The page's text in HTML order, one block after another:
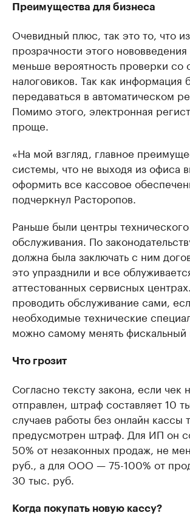
Преимущества для бизнеса
Очевидный плюс, так это то, что
прозрачности этого нововведения
меньше вероятность проверки со
налоговиков. Так как информация
передаваться в автоматическом
Помимо этого, электронная
проще.
«На мой взгляд, главное
системы, что не выходя из офиса
оформить все кассовое
подчеркнул Расторопов.
Раньше были центры технического
обслуживания. По
должна была заключать с ним
это упразднили и все
аттестованных сервисных
проводить обслуживание сами,
необходимые технические
можно самому менять фискальный
Что грозит
Согласно тексту закона, если чек
отправлен, штраф составляет 10
случаев работы без онлайн кассы
предусмотрен штраф. Для ИП он
50% от незаконных продаж, не
руб., а для ООО — 75-100% от
30 тыс. руб.
Когда покупать новую кассу?